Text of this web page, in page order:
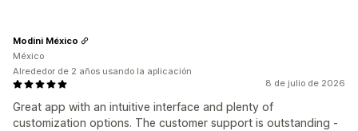
8 de julio de 2026
Great app with an intuitive interface and plenty of
customization options. The customer support is outstanding -
Modini México
México
Alrededor de 2 años usando la aplicación